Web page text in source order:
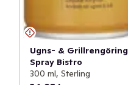
Ugns- & Grillrengöring
Spray Bistro
300 ml, Sterling